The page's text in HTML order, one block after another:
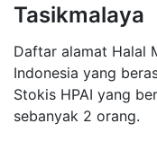
Tasikmalaya
Daftar alamat Halal
Indonesia yang
Stokis HPAI yang
sebanyak 2 orang.